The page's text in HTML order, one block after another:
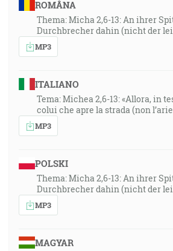
ROMÂNA
Thema: Micha 2,6-13: An ihrer
Durchbrecher dahin (nicht der
MP3
ITALIANO
Tema: Michea 2,6-13: «Allora, in
colui che apre la strada (non
MP3
POLSKI
Thema: Micha 2,6-13: An ihrer
Durchbrecher dahin (nicht der
MP3
MAGYAR